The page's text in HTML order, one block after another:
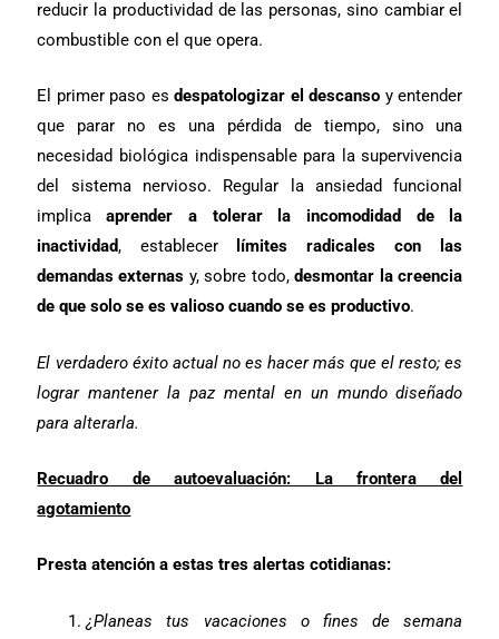
reducir la productividad de las personas, sino cambiar el
combustible con el que opera.
El primer paso esdespatologizar el descanso y entender
que parar no es una pérdida de tiempo, sino una
necesidad biológica indispensable para la supervivencia
del sistema nervioso. Regular la ansiedad funcional
implicaaprender a tolerar la incomodidad de la
inactividad, establecer
límites radicales con las
demandas externas y, sobre todo,desmontar la creencia
de que solo se es valioso cuando se es productivo.
El verdadero éxito actual no es hacer más que el resto; es
lograr mantener la paz mental en un mundo diseñado
para alterarla.
Recuadro de autoevaluación: La frontera del
agotamiento
Presta atención a estas tres alertas cotidianas:
¿Planeas tus vacaciones o fines de semana